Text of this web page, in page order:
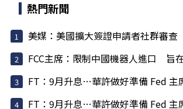
熱門新聞
美媒：美國擴大簽證申請者社群審
FCC主席：限制中國機器人進口 旨
FT：9月升息…華許做好準備 Fed 主席坦承
FT：9月升息…華許做好準備 Fed 主席坦承